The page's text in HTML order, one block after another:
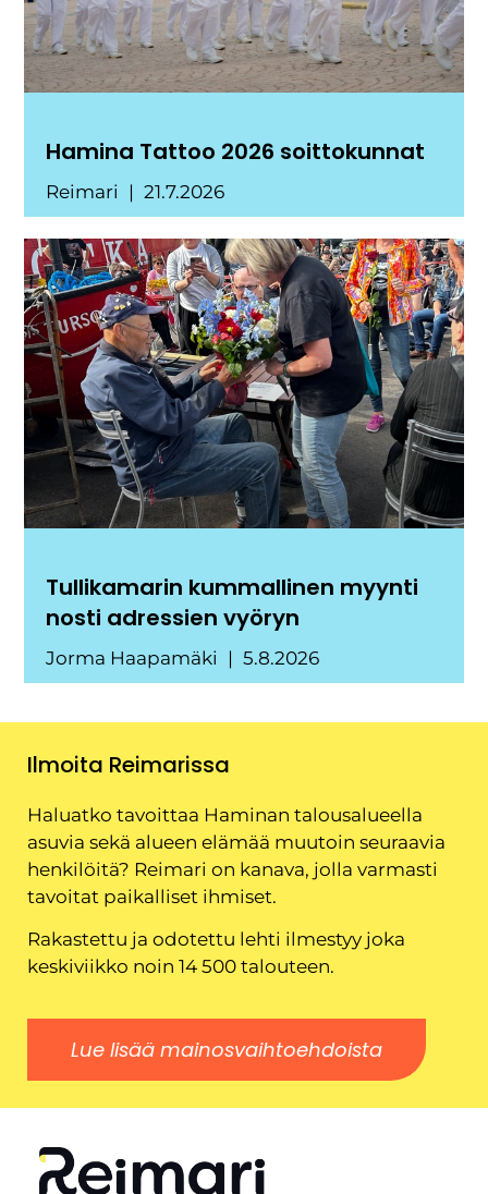
Hamina Tattoo 2026 soittokunnat
Reimari 21.7.2026
Tullikamarin kummallinen myynti
nosti adressien vyöryn
Jorma Haapamäki 5.8.2026
Ilmoita Reimarissa
Haluatko tavoittaa Haminan talousalueella
asuvia sekä alueen elämää muutoin seuraavia
henkilöitä? Reimari on kanava, jolla varmasti
tavoitat paikalliset ihmiset.
Rakastettu ja odotettu lehti ilmestyy joka
keskiviikko noin 14 500 talouteen.
Lue lisää mainosvaihtoehdoista